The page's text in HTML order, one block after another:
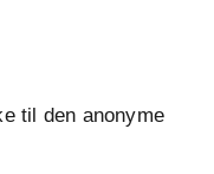
til den anonyme